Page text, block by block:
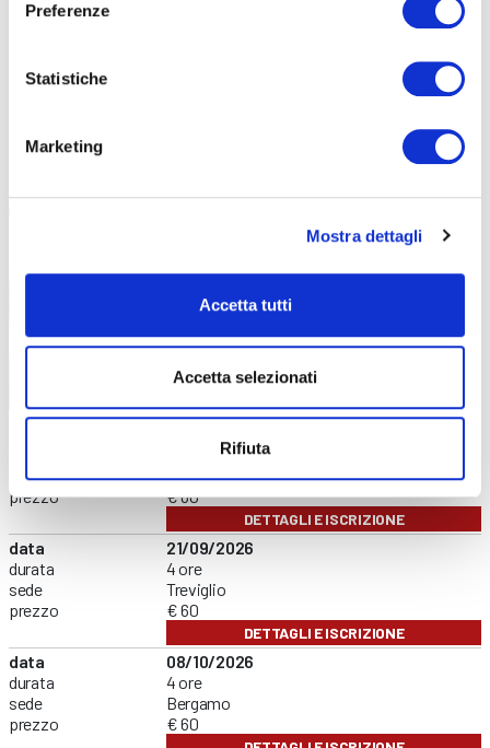
Preferenze
Statistiche
Marketing
Mostra dettagli
Accetta tutti
Accetta selezionati
Rifiuta
sede
prezzo
sede
prezzo
Online
€ 60
DETTAGLI E ISCRIZIONE
data
durata
sede
prezzo
21/09/2026
4 ore
Treviglio
€ 60
DETTAGLI E ISCRIZIONE
data
durata
sede
prezzo
08/10/2026
4 ore
Bergamo
€ 60